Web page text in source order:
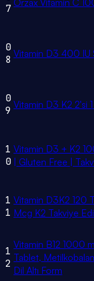
7 Orzax Vitamin C
0
8 Vitamin D3 400 IU
0
9 Vitamin D3 K2 2'si
1
0
Vitamin D3 + K2
| Gluten Free |
1
1
Vitamin D3K2 120
Mcg K2 Takviye
1
2
Vitamin B12 1000
Tablet,
Dil Altı Form